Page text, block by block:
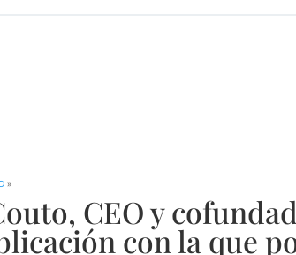
»
CEO y
con la que